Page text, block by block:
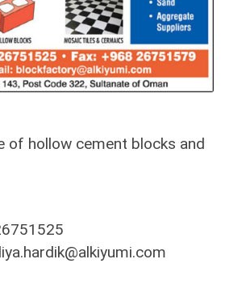
of hollow cement blocks and